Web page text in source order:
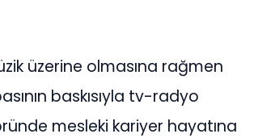
üzerine olmasına rağmen
baskısıyla tv-radyo
mesleki kariyer hayatına